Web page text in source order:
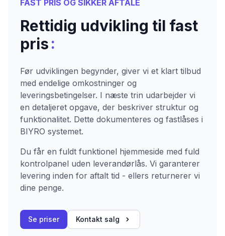
FAST PRIS OG SIKKER AFTALE
Rettidig udvikling til fast
pris:
Før udviklingen begynder, giver vi et klart tilbud
med endelige omkostninger og
leveringsbetingelser. I næste trin udarbejder vi
en detaljeret opgave, der beskriver struktur og
funktionalitet. Dette dokumenteres og fastlåses i
BIYRO systemet.
Du får en fuldt funktionel hjemmeside med fuld
kontrolpanel uden leverandørlås. Vi garanterer
levering inden for aftalt tid - ellers returnerer vi
dine penge.
Se priser Kontakt salg